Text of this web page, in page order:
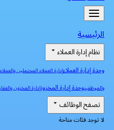
الرئيسية
نظام إدارة العملاء
وحدة إدارة العملاءإدارة العملاء المحتملين والعملاء
والموظفينوحدة إدارة المخزونإدارة المخزون
تصفح الوظائف
لا توجد فئات متاحة